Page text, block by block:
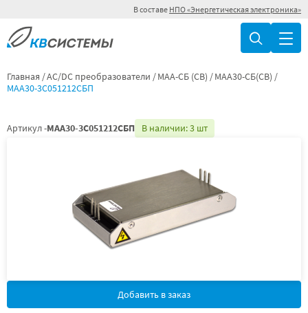
В составе НПО «Энергетическая электроника»
Главная AC/DC преобразователи МАА-СБ (СВ)
МАА30-СБ(СВ)
МАА30-3С051212СБП
Артикул -МАА30-3С051212СБП В наличии: 3 шт
Добавить в заказ